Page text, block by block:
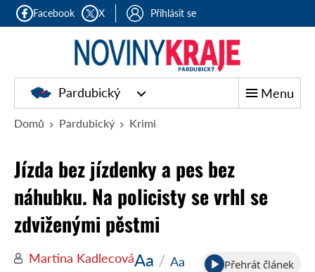
Facebook X Přihlásit se
Pardubický Menu
Domů Pardubický Krimi
Jízda bez jízdenky a pes bez
náhubku. Na policisty se vrhl se
zdviženými pěstmi
Martina KadlecováAa / Aa Přehrát článek